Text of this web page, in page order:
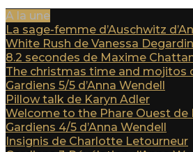
A la une
La sage-femme d’Auschwitz
White Rush de Vanessa Degardin
8.2 secondes de Maxime
The christmas time and mojitos
Gardiens 5/5 d’Anna Wendell
Pillow talk de Karyn Adler
Welcome to the Phare Ouest de
Gardiens 4/5 d’Anna Wendell
Insignis de Charlotte Letourneur